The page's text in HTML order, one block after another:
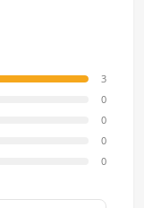
3
0
0
0
0